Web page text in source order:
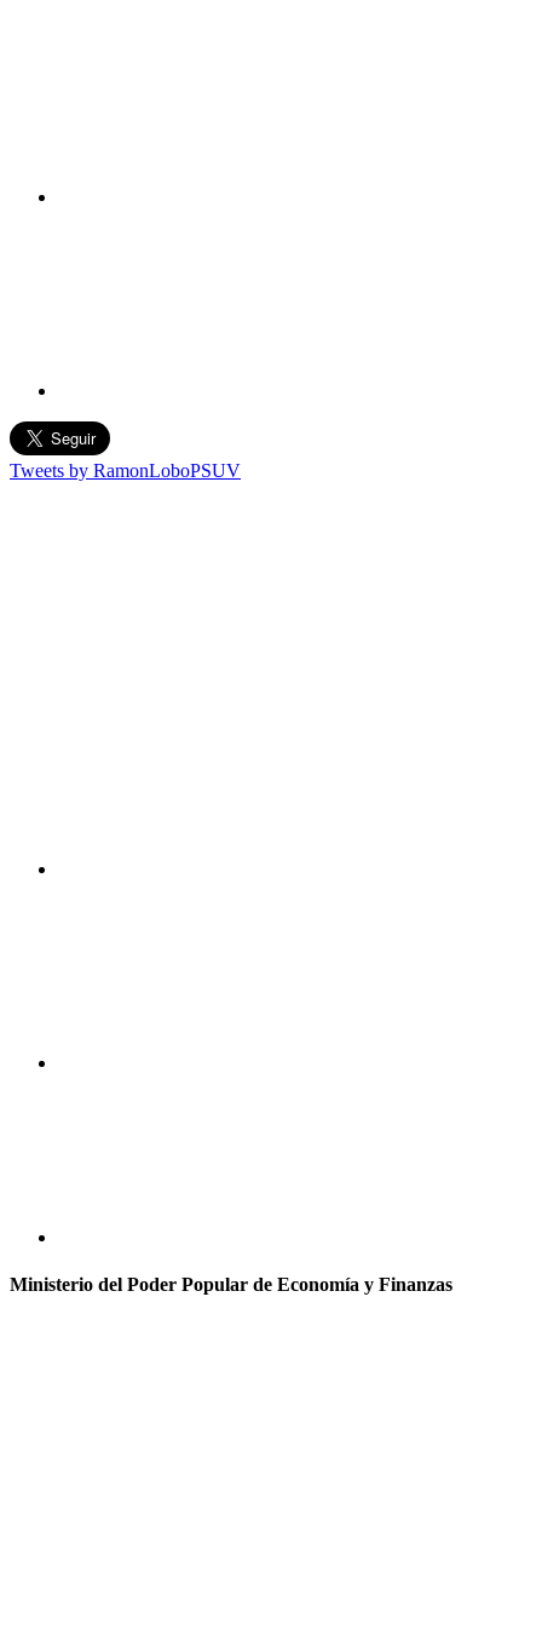
Tweets by RamonLoboPSUV
Ministerio del Poder Popular de Economía y Finanzas